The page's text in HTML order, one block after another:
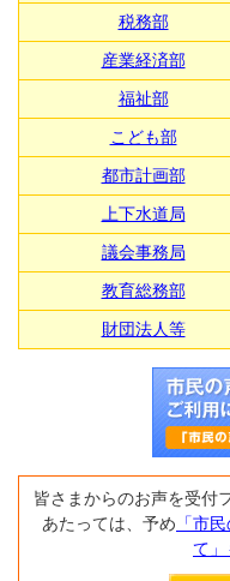
税務部
産業経済部
福祉部
こども部
都市計画部
上下水道局
議会事務局
教育総務部
財団法人等
皆さまからのお声を受付
あたっては、予め 「市
て」